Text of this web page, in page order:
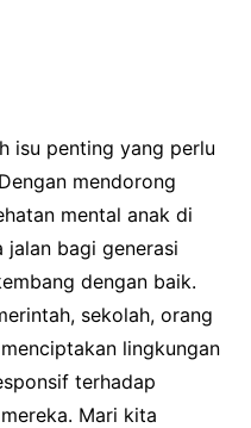
isu penting yang perlu
mendorong
mental anak di
jalan bagi generasi
dengan baik.
sekolah, orang
lingkungan
terhadap
Mari kita